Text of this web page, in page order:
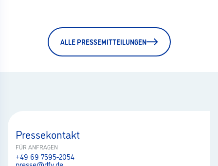
ALLE PRESSEMITTEILUNGEN
Pressekontakt
FÜR ANFRAGEN
+49 69 7595-2054